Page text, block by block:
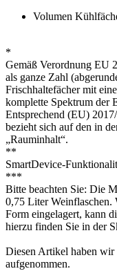
Volumen
*
Gemäß Verordnung EU
als ganze Zahl
Frischhaltefächer mit
komplette Spektrum der
Entsprechend (EU)
bezieht sich auf den in
„Rauminhalt“.
**
SmartDevice-
***
Bitte beachten Sie: Die
0,75 Liter Weinflaschen.
Form eingelagert, kann
hierzu finden Sie in der
Diesen Artikel haben wir
aufgenommen.